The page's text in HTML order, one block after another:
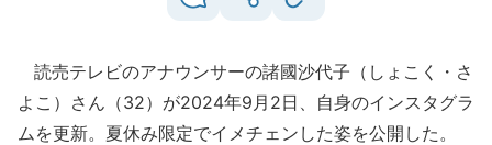
読売テレビのアナウンサーの諸國沙代子（しょこく・さ
よこ）さん（32）が2024年9月2日、自身のインスタグラ
ムを更新。夏休み限定でイメチェンした姿を公開した。